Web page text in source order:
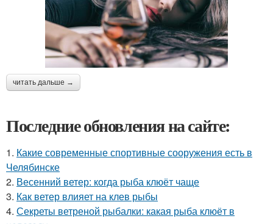
читать дальше →
Последние обновления на сайте:
1. Какие современные спортивные сооружения есть в
Челябинске
2. Весенний ветер: когда рыба клюёт чаще
3. Как ветер влияет на клев рыбы
4. Секреты ветреной рыбалки: какая рыба клюёт в